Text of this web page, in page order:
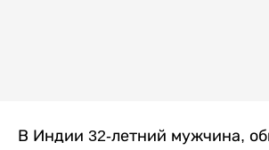
В Индии 32-летний мужчина,